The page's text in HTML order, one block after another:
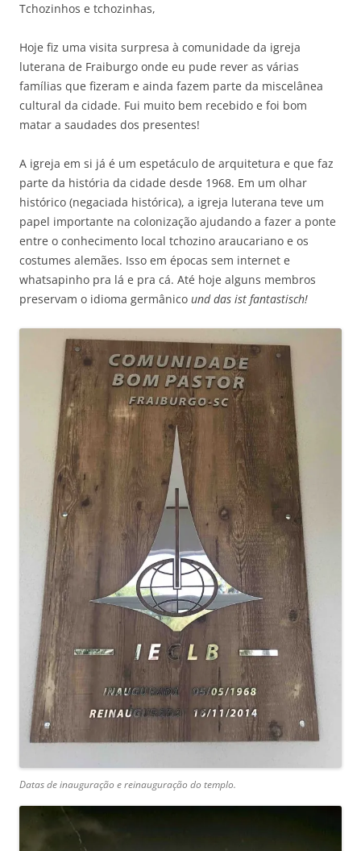
Tchozinhos e tchozinhas,
Hoje fiz uma visita surpresa à comunidade da igreja
luterana de Fraiburgo onde eu pude rever as várias
famílias que fizeram e ainda fazem parte da miscelânea
cultural da cidade. Fui muito bem recebido e foi bom
matar a saudades dos presentes!
A igreja em si já é um espetáculo de arquitetura e que faz
parte da história da cidade desde 1968. Em um olhar
histórico (negaciada histórica), a igreja luterana teve um
papel importante na colonização ajudando a fazer a ponte
entre o conhecimento local tchozino araucariano e os
costumes alemães. Isso em épocas sem internet e
whatsapinho pra lá e pra cá. Até hoje alguns membros
preservam o idioma germânico und das ist fantastisch!
Datas de inauguração e reinauguração do templo.